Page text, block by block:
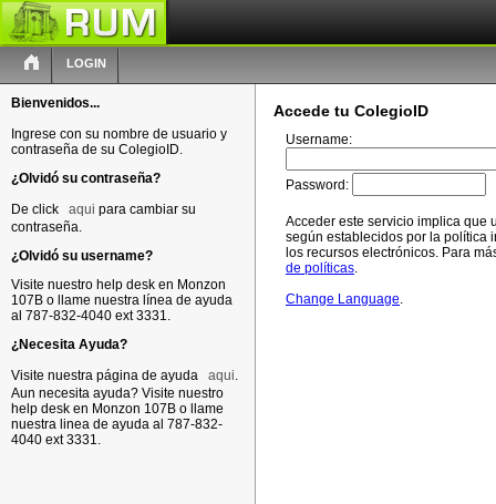
LOGIN
Bienvenidos...
Ingrese con su nombre de usuario y
contraseña de su ColegioID.
¿Olvidó su contraseña?
De click
aqui para cambiar su
contraseña.
¿Olvidó su username?
Visite nuestro help desk en Monzon
107B o llame nuestra línea de ayuda
al 787-832-4040 ext 3331.
¿Necesita Ayuda?
Visite nuestra página de ayuda
aqui.
Aun necesita ayuda? Visite nuestro
help desk en Monzon 107B o llame
nuestra linea de ayuda al 787-832-
4040 ext 3331.
Accede tu ColegioID
Username:
Password:
Acceder este servicio implica que
según establecidos por la política
los recursos electrónicos. Para
de políticas.
Change Language.